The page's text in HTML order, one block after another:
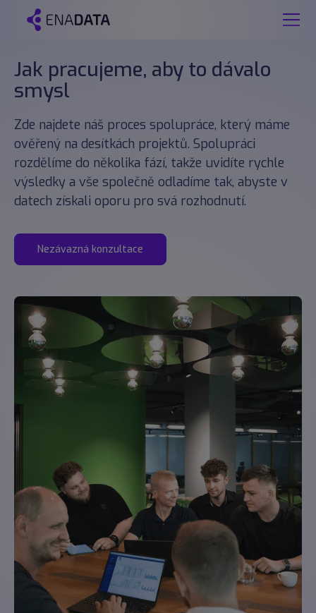
Jak pracujeme, aby to dávalo
smysl
Zde najdete náš proces spolupráce, který máme
ověřený na desítkách projektů. Spolupráci
rozdělíme do několika fází, takže uvidíte rychle
výsledky a vše společně odladíme tak, abyste v
datech získali oporu pro svá rozhodnutí.
Nezávazná konzultace